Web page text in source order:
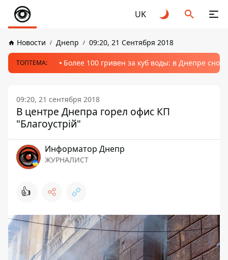
UK
Новости Днепр 09:20, 21 Сентября 2018
ТОПТЕМА: Более 100 гривен за куб воды: в Днепре
09:20, 21 сентября 2018
В центре Днепра горел офис КП
"Благоустрій"
Информатор Днепр
ЖУРНАЛИСТ
👍